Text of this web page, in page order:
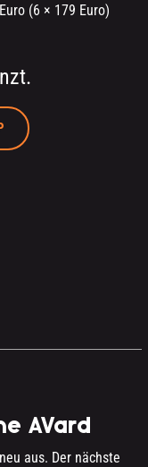
(6 × 179 Euro)
AVard
aus. Der nächste